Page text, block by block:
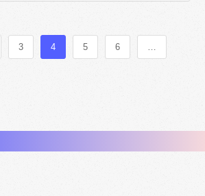
3 4 5 6 …